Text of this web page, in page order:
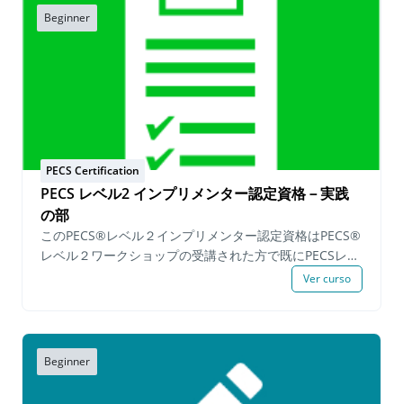
認定を維持したい方は、PECSレベル1インプリメンター
再認定プログラムに登録し以下の必須事項を満たすこと
で、認定を維持することができます。 実践必須事項: 機
能的な活動内でのPECSの実践 4-ステップエラー修正 実
実践されているかの説明 実践映像と筆記提出物に関して
定™プロセスは自分のペースで進められるプログラムで
すが、申請者は申請日から6か月以内にすべての必要事項
を完了する必要があります。 Upon successfully
completing the demonstration requirements a
Certification of Completion for the PECS Level 1
Implementer Certification Program™ is issued. The
PECS Level 1 Certified Implementer™ status is valid
certificate may continue on to the PECS Level 2
Implementer Certification Program™. Prerequisites:
valid PECS Level 1 Implementer Certificate™ & PECS
Beginner
PECS Certification
PECS レベル2 インプリメンター認定資格－実践
の部
このPECS®レベル２インプリメンター認定資格はPECS®
レベル２ワークショップの受講された方で既にPECSレベ
ル２知識試験に合格し、「教育へのピラミッドアプロー
チ🄬」とPECS🄬を教える６つのフェイズの手続きの上級
2インプリメンター認定が授与されます。 PECS® レベル
２ 実践 の部 ™では以下の必須事項を満たす必要があり
ます : 一日を通して様々な機能的な活動のなかでPECS
を実践しているところを表す。 学習者に活動やレッスン
Ver curso
Beginner